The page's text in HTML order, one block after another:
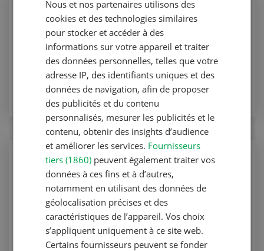
Production animale
Peser au lieu d’estimer
Production animale
VERS L'ARTICLE
Production animale
Engraissement basé sur un concept
précis
Production animale
VERS L'ARTICLE
Nous et nos partenaires utilisons des
cookies et des technologies similaires
pour stocker et accéder à des
informations sur votre appareil et traiter
des données personnelles, telles que votre
adresse IP, des identifiants uniques et des
données de navigation, afin de proposer
des publicités et du contenu
personnalisés, mesurer les publicités et le
contenu, obtenir des insights d’audience
et améliorer les services. Fournisseurs
tiers (1860) peuvent également traiter vos
données à ces fins et à d’autres,
notamment en utilisant des données de
géolocalisation précises et des
caractéristiques de l’appareil. Vos choix
s’appliquent uniquement à ce site web.
Certains fournisseurs peuvent se fonder